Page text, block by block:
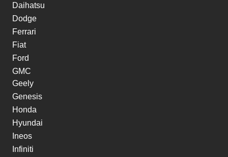
Daihatsu
Dodge
Ferrari
Fiat
Ford
GMC
Geely
Genesis
Honda
Hyundai
Ineos
Infiniti